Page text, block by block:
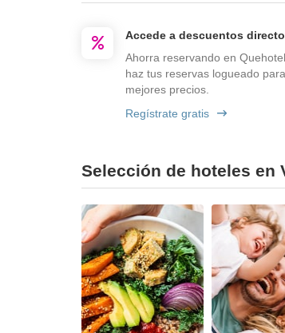
Accede a descuentos
Ahorra reservando en
haz tus reservas logueado
mejores precios.
Regístrate gratis
Selección de hoteles en